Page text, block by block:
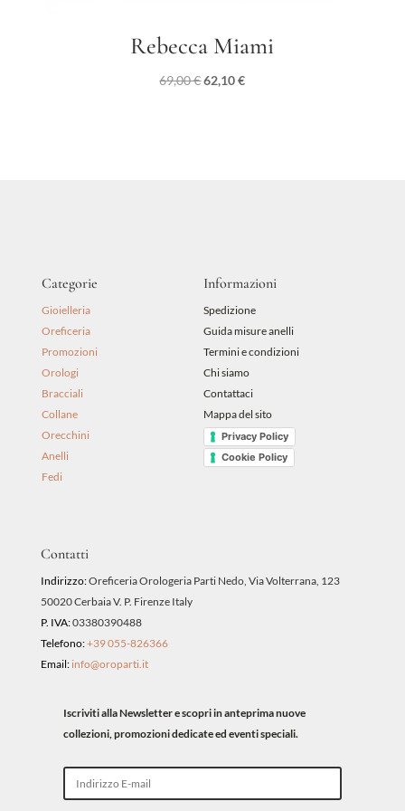
Rebecca Miami
69,00€Il
62,10€Il
Categorie
Gioielleria
Oreficeria
Promozioni
Orologi
Bracciali
Collane
Orecchini
Anelli
Fedi
Informazioni
Spedizione
Guida misure anelli
Termini e condizioni
Chi siamo
Contattaci
Mappa del sito
Privacy Policy
Cookie Policy
Contatti
Indirizzo:Oreficeria Orologeria Parti Nedo, Via Volterrana, 123
50020 Cerbaia V. P. Firenze Italy
P. IVA:03380390488
Telefono:+39 055-826366
Email: info@oroparti.it
Iscriviti alla Newsletter e scopri in anteprima nuove
collezioni, promozioni dedicate ed eventi speciali.